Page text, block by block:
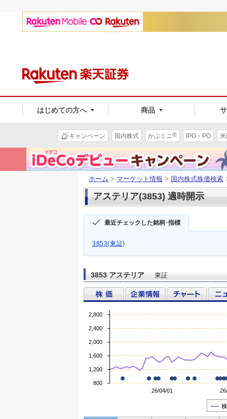
はじめての方へ 商品
キャンペーン 国内株式 かぶミニ® IPO・PO
ホーム > マーケット情報 > 国内株式株価検索
アステリア(3853) 適時開示
最近チェックした銘柄･指標
3853(東証)
3853 アステリア 東証